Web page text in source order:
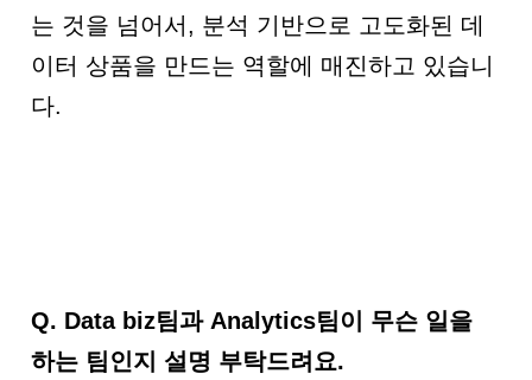
는 것을 넘어서, 분석 기반으로 고도화된 데
이터 상품을 만드는 역할에 매진하고 있습니
다.
Q. Data biz팀과 Analytics팀이 무슨 일을
하는 팀인지 설명 부탁드려요.